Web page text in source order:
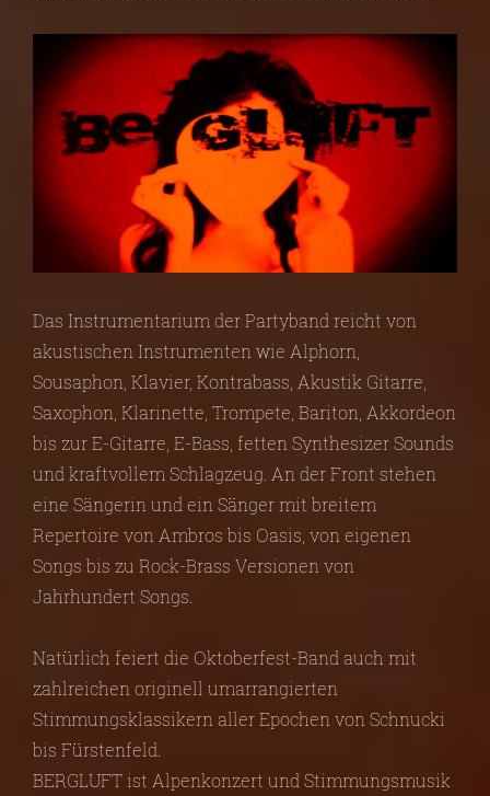
Das Instrumentarium der Partyband reicht von
akustischen Instrumenten wie Alphorn,
Sousaphon, Klavier, Kontrabass, Akustik Gitarre,
Saxophon, Klarinette, Trompete, Bariton, Akkordeon
bis zur E-Gitarre, E-Bass, fetten Synthesizer Sounds
und kraftvollem Schlagzeug. An der Front stehen
eine Sängerin und ein Sänger mit breitem
Repertoire von Ambros bis Oasis, von eigenen
Songs bis zu Rock-Brass Versionen von
Jahrhundert Songs.
Natürlich feiert die Oktoberfest-Band auch mit
zahlreichen originell umarrangierten
Stimmungsklassikern aller Epochen von Schnucki
bis Fürstenfeld.
BERGLUFT ist Alpenkonzert und Stimmungsmusik